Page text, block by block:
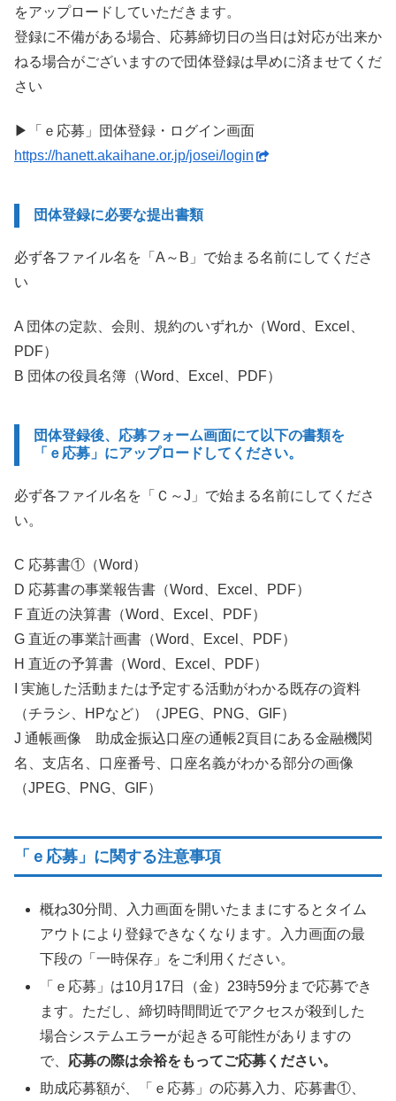
をアップロードしていただきます。
登録に不備がある場合、応募締切日の当日は対応が出来か
ねる場合がございますので団体登録は早めに済ませてくだ
さい
▶「ｅ応募」団体登録・ログイン画面
https://hanett.akaihane.or.jp/josei/login
団体登録に必要な提出書類
必ず各ファイル名を「A～B」で始まる名前にしてくださ
い
A 団体の定款、会則、規約のいずれか（Word、Excel、
PDF）
B 団体の役員名簿（Word、Excel、PDF）
団体登録後、応募フォーム画面にて以下の書類を
「ｅ応募」にアップロードしてください。
必ず各ファイル名を「Ｃ～J」で始まる名前にしてくださ
い。
C 応募書①（Word）
D 応募書の事業報告書（Word、Excel、PDF）
F 直近の決算書（Word、Excel、PDF）
G 直近の事業計画書（Word、Excel、PDF）
H 直近の予算書（Word、Excel、PDF）
I 実施した活動または予定する活動がわかる既存の資料
（チラシ、HPなど）（JPEG、PNG、GIF）
J 通帳画像 助成金振込口座の通帳2頁目にある金融機関
名、支店名、口座番号、口座名義がわかる部分の画像
（JPEG、PNG、GIF）
「ｅ応募」に関する注意事項
概ね30分間、入力画面を開いたままにするとタイム
アウトにより登録できなくなります。入力画面の最
下段の「一時保存」をご利用ください。
「ｅ応募」は10月17日（金）23時59分まで応募でき
ます。ただし、締切時間間近でアクセスが殺到した
場合システムエラーが起きる可能性がありますの
で、 応募の際は余裕をもってご応募ください。
助成応募額が、「ｅ応募」の応募入力、応募書①、